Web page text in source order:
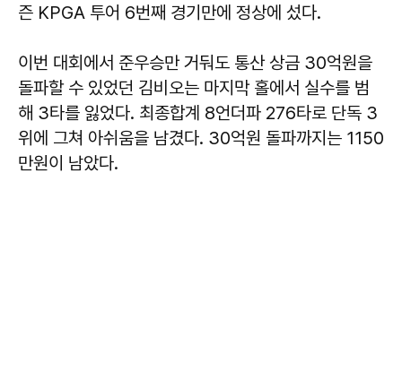
즌 KPGA 투어 6번째 경기만에 정상에 섰다.
이번 대회에서 준우승만 거둬도 통산 상금 30억원을
돌파할 수 있었던 김비오는 마지막 홀에서 실수를 범
해 3타를 잃었다. 최종합계 8언더파 276타로 단독 3
위에 그쳐 아쉬움을 남겼다. 30억원 돌파까지는 1150
만원이 남았다.